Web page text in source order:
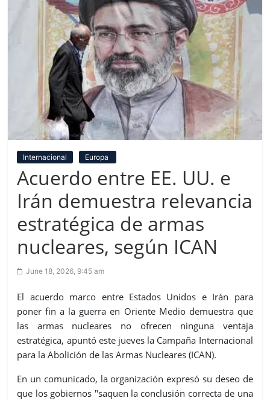
Internacional Europa
Acuerdo entre EE. UU. e
Irán demuestra relevancia
estratégica de armas
nucleares, según ICAN
June 18, 2026, 9:45 am
El acuerdo marco entre Estados Unidos e Irán para
poner fin a la guerra en Oriente Medio demuestra que
las armas nucleares no ofrecen ninguna ventaja
estratégica, apuntó este jueves la Campaña Internacional
para la Abolición de las Armas Nucleares (ICAN).
En un comunicado, la organización expresó su deseo de
que los gobiernos "saquen la conclusión correcta de una